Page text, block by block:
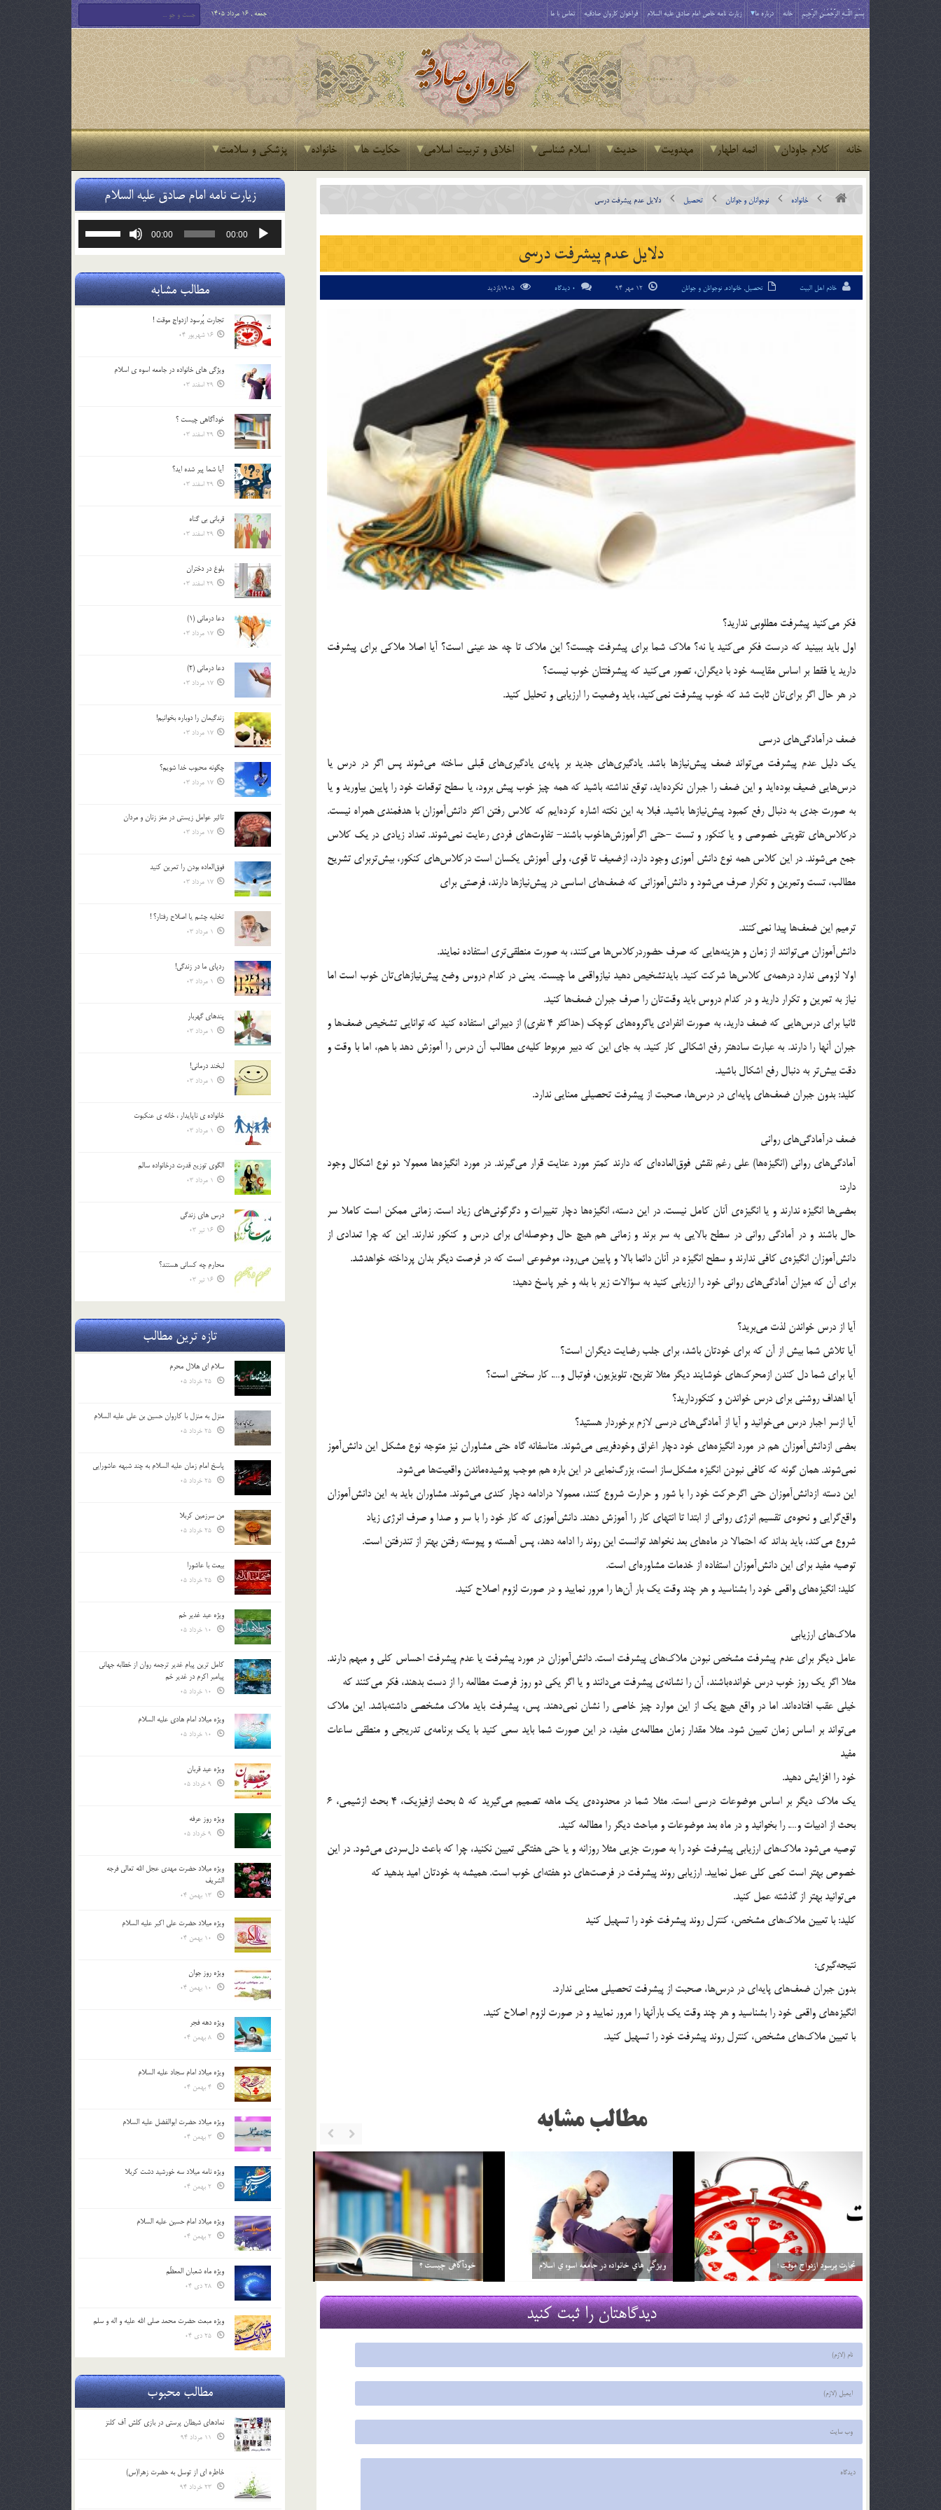
بِسْمِ اللَّـهِ الرَّحْمَـٰنِ الرَّحِيمِ خانه درباره ما زیارت نامه خاص امام صادق علیه السلام فراخوان کاروان صادقیه تماس با ما جمعه , 16 مرداد 1405
خانه کلام جاودان ائمه اطهار مهدویت حدیث اسلام شناسی اخلاق و تربیت اسلامی حکایت ها خانواده پزشکی و سلامت
خانواده نوجوانان و جوانان تحصیل دلايل عدم پيشرفت درسی
دلايل عدم پيشرفت درسی
خادم اهل البیت تحصیل, خانواده, نوجوانان و جوانان 0 دیدگاه
فكر مي‌كنيد پيشرفت مطلوبي نداريد؟
اول بايد ببينيد كه درست فكر مي‌كنيد يا نه؟ ملاك شما براي پيشرفت چيست؟ اين ملاك تا چه حد عيني است؟ آيا اصلا ملاكي براي پيشرفت
داريد يا فقط بر اساس مقايسه خود با ديگران، تصور مي‌كنيد كه پيشرفتتان خوب نيست؟
در هر حال اگر براي‌تان ثابت شد كه خوب پيشرفت نمي‌كنيد، بايد وضعيت را ارزيابي و تحليل كنيد.
ضعف درآمادگي‌هاي درسي
يك دليل عدم پيشرفت مي‌تواند ضعف پيش‌نيازها باشد. يادگيري‌هاي جديد بر پايه‌ي يادگيري‌هاي قبلي ساخته مي‌شوند پس اگر در درس يا
درس‌هايي ضعيف بوده‌ايد و اين ضعف را جبران نكرده‌ايد، توقع نداشته باشيد كه همه چيز خوب پيش برود، يا سطح توقعات خود را پايين بياوريد و يا
به صورت جدي به دنبال رفع كمبود پيش‌نيازها باشيد. فبلا به اين نكته اشاره كرده‌ايم كه كلاس رفتن اكثر دانش‌آموزان با هدفمندي همراه نيست.
دركلاس‌هاي تقويتي خصوصي و يا كنكور و تست -حتي اگرآموزش‌هاخوب باشند- تفاوت‌هاي فردي رعايت نمي‌شوند. تعداد زيادي در يك كلاس
جمع مي‌شوند. در اين كلاس همه نوع دانش آموزي وجود دارد، ازضعيف تا قوي، ولي آموزش يكسان است دركلاس‌هاي كنكور، بيش‌تربراي تشريح
مطالب، تست وتمرين و تكرار صرف مي‌شود و دانش‌آموزاني كه ضعف‌هاي اساسي در پيش‌نيازها دارند، فرصتي براي
ترميم اين ضعف‌ها پيدا نمي‌كنند.
دانش‌آموزان مي‌توانند از زمان و هزينه‌هايي كه صرف حضوردركلاس‌ها مي‌كنند، به صورت منطقي‌تري استفاده نمايند.
اولا لزومي ندارد درهمه‌ي كلاس‌ها شركت كنيد. بايدتشخيص دهيد نيازواقعي ما چيست. يعني در كدام دروس وضع پيش‌نيازهاي‌تان خوب است اما
نياز به تمرين و تكرار داريد و در كدام دروس بايد وقت‌تان را صرف جبران ضعف‌ها كنيد.
ثانيا براي درس‌هايي كه ضعف داريد، به صورت انفرادي ياگروه‌هاي كوچك (حداكثر 4 نفري) از دبيراني استفاده كنيد كه توانايي تشخيص ضعف‌ها و
جبران آنها را دارند. به عبارت سادهتر رفع اشكالي كار كنيد. به جاي اين كه دبير مربوط كليه‌ي مطالب آن درس را آموزش دهد با هم، اما با وقت و
دقت بيش‌تر به دنبال رفع اشكال باشيد.
كليد: بدون جبران ضعف‌هاي پايه‌اي در درس‌ها، صحبت از پيشرفت تحصيلي معنايي ندارد.
ضعف درآمادگي‌هاي رواني
آمادگي‌هاي رواني (انگيزه‌ها) علي رغم نقش فوق‌العاده‌اي كه دارند كمتر مورد عنايت قرار مي‌گيرند. در مورد انگيزه‌ها معمولا دو نوع اشكال وجود
دارد:
بعضي‌ها انگيزه ندارند و يا انگيزه‌ي آنان كامل نيست. در اين دسته، انگيزه‌ها دچار تغييرات و دگرگوني‌هاي زياد است. زماني ممكن است كاملا سر
حال باشند و در آمادگي رواني در سطح بالايي به سر برند و زماني هم هيچ حال وحوصله‌اي براي درس و كنكور ندارند. اين كه چرا تعدادي از
دانش‌آموزان انگيزه‌ي كافي ندارند و سطح انگيزه در آنان دائما بالا و پايين مي‌رود، موضوعي است كه در فرصت ديگر بدان پرداخته خواهدشد.
براي آن كه ميزان آمادگي‌هاي رواني خود را ارزيابي كنيد به سؤالات زير با بله و خير پاسخ دهيد:
آيا از درس خواندن لذت مي‌بريد؟
آيا تلاش شما بيش از آن كه براي خودتان باشد، براي جلب رضايت ديگران است؟
آيا براي شما دل كندن ازمحرك‌هاي خوشايند ديگر مثلا تفريح، تلويزيون، فوتبال و…. كار سختي است؟
آيا اهداف روشني براي درس خواندن و كنكورداريد؟
آيا ازسر اجبار درس مي‌خوانيد و آيا از آمادگي‌هاي درسي لازم برخوردار هستيد؟
بعضي ازدانش‌آموزان هم در مورد انگيزه‌هاي خود دچار اغراق وخودفريبي مي‌شوند. متاسفانه گاه حتي مشاوران نيز متوجه نوع مشكل اين دانش‌آموز
نمي‌شوند. همان گونه كه كافي نبودن انگيزه مشكل‌ساز است، بزرگ‌نمايي در اين باره هم موجب پوشيده‌ماندن واقعيت‌ها مي‌شود.
اين دسته ازدانش‌آموزان حتي اگرحركت خود را با شور و حرارت شروع كنند، معمولا درادامه دچار كندي مي‌شوند. مشاوران بايد به اين دانش‌آموزان
واقع‌گرايي و نحوه‌ي تقسيم انرژي رواني از ابتدا تا انتهاي كار را آموزش دهند. دانش‌آموزي كه كار خود را با سر و صدا و صرف انرژي زياد
شروع مي‌كند، بايد بداند كه احتمالا در ماه‌هاي بعد نخواهد توانست اين روند را ادامه دهد، پس آهسته و پيوسته رفتن بهتر از تندرفتن است.
توصيه مفيد براي اين دانش‌آموزان استفاده از خدمات مشاوره‌اي است.
كليد: انگيزه‌هاي واقعي خود را بشناسيد و هر چند وقت يك بار آن‌ها را مرور نماييد و در صورت لزوم اصلاح كنيد.
ملاك‌هاي ارزيابي
عامل ديگر براي عدم پيشرفت مشخص نبودن ملاك‌هاي پيشرفت است. دانش‌آموزان در مورد پيشرفت يا عدم پيشرفت احساس كلي و مبهم دارند.
مثلا اگر يك روز خوب درس خوانده‌باشند، آن را نشانه‌ي پيشرفت مي‌دانند و يا اگر يكي دو روز فرصت مطالعه را از دست بدهند، فكر مي‌كنند كه
خيلي عقب افتاده‌اند. اما در واقع هيچ يك از اين موارد چيز خاصي را نشان نمي‌دهند. پس، پيشرفت بايد ملاك مشخصي داشته‌باشد. اين ملاك
مي‌تواند بر اساس زمان تعيين شود. مثلا مقدار زمان مطالعه‌ي مفيد، در اين صورت شما بايد سعي كنيد با يك برنامه‌ي تدريجي و منطقي ساعات
مفيد
خود را افزايش دهيد.
يك ملاك ديگر بر اساس موضوعات درسي است. مثلا شما در محدوده‌ي يك ماهه تصميم مي‌گيريد كه 5 بحث ازفيزيك، 4 بحث ازشيمي، 6
بحث از ادبيات و…. را بخوانيد و در ماه بعد موضوعات و مباحث ديگر را مطالعه كنيد.
توصيه مي‌شود ملاك‌هاي ارزيابي پيشرفت خود را به صورت جزيي مثلا روزانه و يا حتي هفتگي تعيين نكنيد، چرا كه باعث دل‌سردي مي‌شود. در اين
خصوص بهتر است كمي كلي عمل نماييد. ارزيابي روند پيشرفت در فرصت‌هاي دو هفته‌اي خوب است. هميشه به خودتان اميد بدهيد كه
مي‌توانيد بهتر از گذشته عمل كنيد.
كليد: با تعيين ملاك‌هاي مشخص، كنترل روند پيشرفت خود را تسهيل كنيد
نتيجه‌گيري:
بدون جبران ضعف‌هاي پايه‌اي در درس‌ها، صحبت از پيشرفت تحصيلي معنايي ندارد.
انگيزه‌هاي واقعي خود را بشناسيد و هر چند وقت يك بارآنها را مرور نماييد و در صورت لزوم اصلاح كنيد.
با تعيين ملاك‌هاي مشخص، كنترل روند پيشرفت خود را تسهيل كنيد.
مطالب مشابه
آیا شما پیر شده اید؟
29 اسفند 03
قرباني بي گناه
29 اسفند 03
بلوغ در دختران
29 اسفند 03
دیدگاهتان را ثبت کنید
زیارت نامه امام صادق علیه السلام
پخش‌کننده
00:00
00:00
یا
صدا
کلیدهای
مطالب مشابه
تجارت پُرسود ازدواج موقت !
16 شهریور 04
ويژگي هاي خانواده در جامعه اسوه ي اسلام
29 اسفند 03
خودآگاهى چيست ؟
29 اسفند 03
آیا شما پیر شده اید؟
29 اسفند 03
قرباني بي گناه
29 اسفند 03
بلوغ در دختران
29 اسفند 03
دعا درمانی (1)
17 مرداد 03
دعا درمانی (2)
17 مرداد 03
زندگيمان را دوباره بخوانيم!
17 مرداد 03
چگونه محبوب خدا شويم؟
17 مرداد 03
تاثیر عوامل زيستي در مغز زنان و مردان
17 مرداد 03
فوق‌العاده بودن را تمرين كنيد
17 مرداد 03
تخليه چشم يا اصلاح رفتار؟ !
1 مرداد 03
ردپاى ما در زندگى!
1 مرداد 03
پندهاي گهربار
1 مرداد 03
لبخند درمانى!
1 مرداد 03
خانواده ي ناپايدار ، خانه ي عنکبوت
1 مرداد 03
الگوي توزيع قدرت درخانواده سالم
1 مرداد 03
درس هاي زندگي
16 تیر 03
محارم چه کساني هستند؟
16 تیر 03
تازه ترین مطالب
سلام ای هلال محرم
منزل به منزل با کاروان حسین بن علی علیه السلام
پاسخ امام زمان علیه السلام به چند شبهه عاشورایی
من سرزمین کربلا
بیعت با عاشورا
ویژه عید غدیر خم
کامل ترین پیام غدیر ترجمه روان از خطابه جهانی
پیامبر اکرم در غدیر خم
ویژه میلاد امام هادی علیه السلام
ویژه عید قربان
ویژه روز عرفه
ویژه میلاد حضرت مهدی عجل الله تعالی فرجه
الشريف
ویژه میلاد حضرت علی اکبر علیه السلام
ویژه روز جوان
ویژه دهه فجر
ویژه میلاد امام سجاد علیه السلام
ویژه میلاد حضرت ابوالفضل علیه السلام
ویژه نامه میلاد سه خورشید دشت کربلا
ویژه میلاد امام حسین علیه السلام
ویژه ماه شعبان المعظّم
ویژه مبعث حضرت محمد صلی الله علیه و اله و سلم
مطالب محبوب
نمادهای شیطان پرستی در بازی کلش آف کلنز
خاطره ای از توسل به حضرت زهرا(س)